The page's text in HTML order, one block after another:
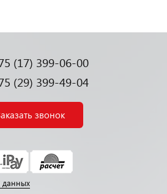
(17) 399-06-00
(29) 399-49-04
звонок
данных